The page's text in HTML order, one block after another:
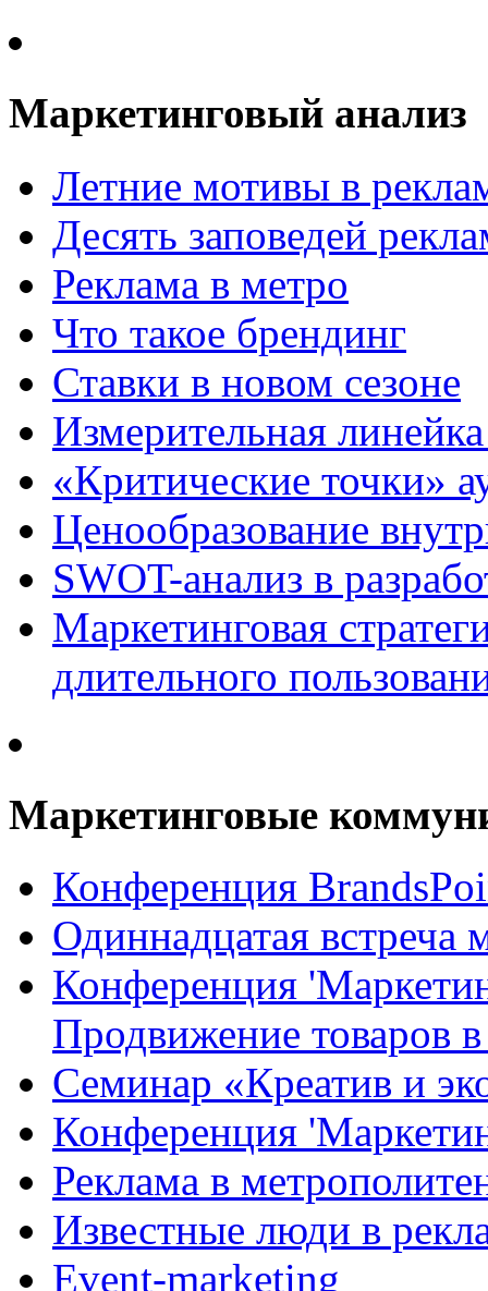
Маркетинговый анализ
Летние мотивы в
Десять заповедей
Реклама в метро
Что такое брендинг
Ставки в новом сезоне
Измерительная
«Критические точки»
Ценообразование
SWOT-анализ в
Маркетинговая
длительного
Маркетинговые
Конференция
Одиннадцатая
Конференция
Продвижение товаров
Семинар «Креатив и
Конференция
Реклама в
Известные люди в
Event-marketing